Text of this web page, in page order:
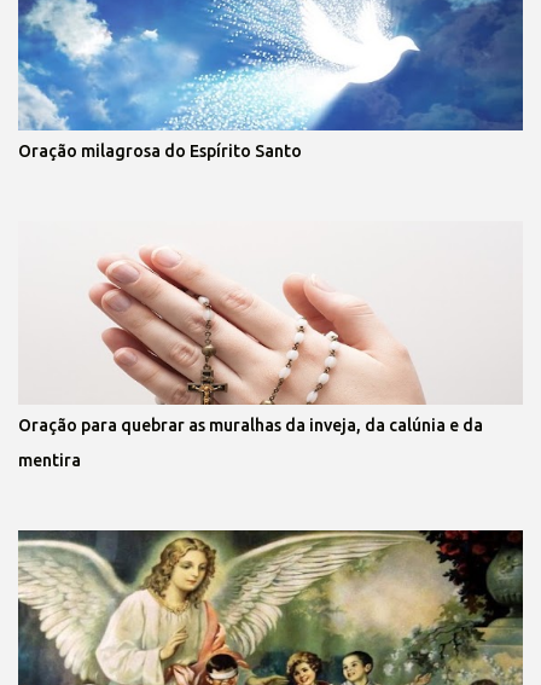
Oração milagrosa do Espírito Santo
Oração para quebrar as muralhas da inveja, da calúnia e da
mentira